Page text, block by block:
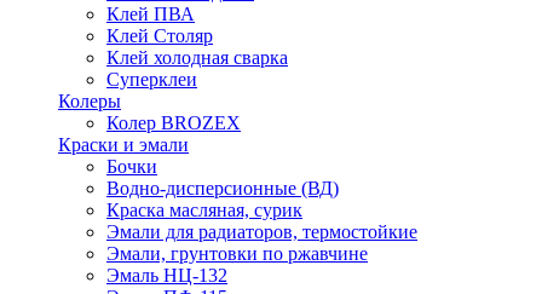
Клей ПВА
Клей Столяр
Клей холодная сварка
Суперклеи
Колеры
Колер BROZEX
Краски и эмали
Бочки
Водно-дисперсионные (ВД)
Краска масляная, сурик
Эмали для радиаторов, термостойкие
Эмали, грунтовки по ржавчине
Эмаль НЦ-132